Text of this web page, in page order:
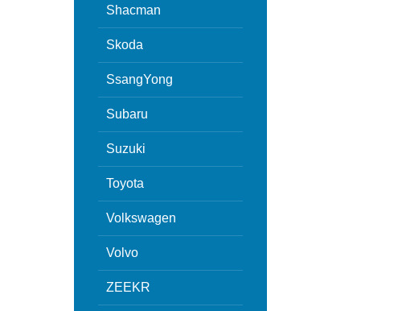
Shacman
Skoda
SsangYong
Subaru
Suzuki
Toyota
Volkswagen
Volvo
ZEEKR